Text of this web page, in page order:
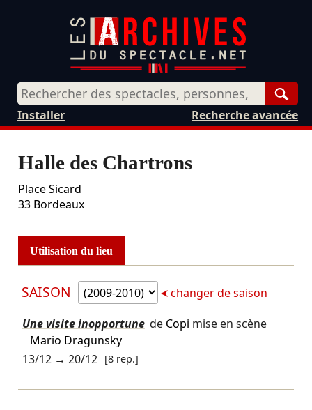
Recherche avancée
Installer
Halle des Chartrons
Place Sicard
33 Bordeaux
Utilisation du lieu
SAISON changer de saison
Une visite inopportune de Copi mise en scène
Mario Dragunsky
13/12→ 20/12 [8 rep.]